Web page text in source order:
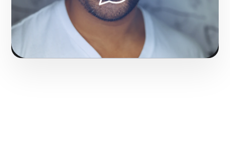
Solicitar servicio